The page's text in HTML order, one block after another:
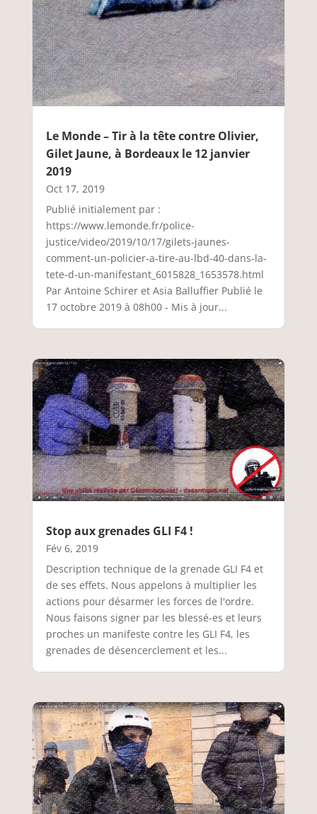
Le Monde – Tir à la tête contre Olivier,
Gilet Jaune, à Bordeaux le 12 janvier
2019
Oct 17, 2019
Publié initialement par :
https://www.lemonde.fr/police-
justice/video/2019/10/17/gilets-jaunes-
comment-un-policier-a-tire-au-lbd-40-dans-la-
tete-d-un-manifestant_6015828_1653578.html
Par Antoine Schirer et Asia Balluffier Publié le
17 octobre 2019 à 08h00 - Mis à jour...
Stop aux grenades GLI F4 !
Fév 6, 2019
Description technique de la grenade GLI F4 et
de ses effets. Nous appelons à multiplier les
actions pour désarmer les forces de l'ordre.
Nous faisons signer par les blessé-es et leurs
proches un manifeste contre les GLI F4, les
grenades de désencerclement et les...